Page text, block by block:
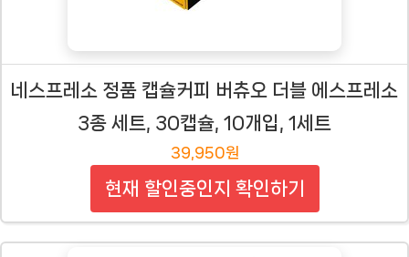
네스프레소 정품 캡슐커피 버츄오 더블 에스프레소
3종 세트, 30캡슐, 10개입, 1세트
39,950원
현재 할인중인지 확인하기